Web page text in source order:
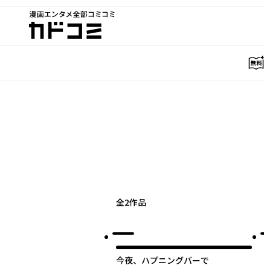
漫画エンタメ全部コミコミ
カドコミ
全2作品
今夜、ハプニングバーで